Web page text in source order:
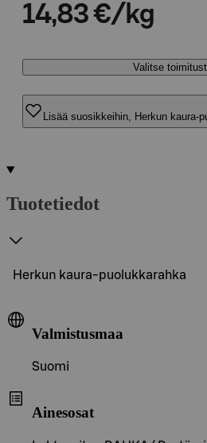
14,83 €/kg
Valitse
Lisää suosikkeihin, Herkun kaura-
Tuotetiedot
Herkun kaura-puolukkarahka
Valmistusmaa
Suomi
Ainesosat